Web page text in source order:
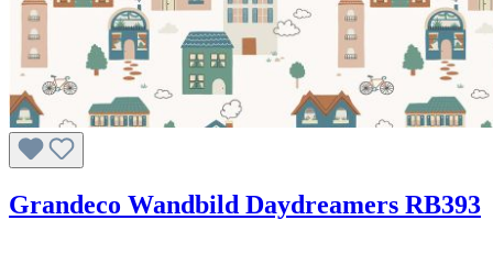
Grandeco Wandbild Daydreamers RB393